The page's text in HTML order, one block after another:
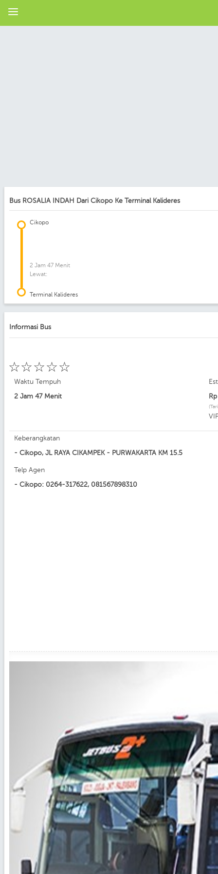
Bus ROSALIA INDAH Dari Cikopo Ke Terminal Kalideres
Cikopo
2 Jam 47 Menit
Lewat:
Terminal Kalideres
Informasi Bus
☆
☆
☆
☆
☆
Waktu Tempuh
2 Jam 47 Menit
Keberangkatan
- Cikopo, JL RAYA CIKAMPEK - PURWAKARTA KM 15.5
Telp Agen
- Cikopo: 0264-317622, 081567898310